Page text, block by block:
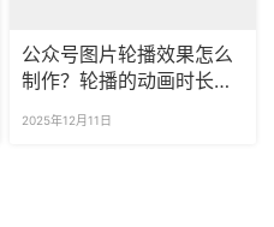
公众号图片轮播效果怎么
制作？轮播的动画时长该
2025年12月11日